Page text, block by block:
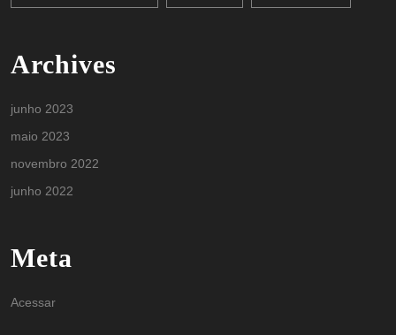
Archives
junho 2023
maio 2023
novembro 2022
junho 2022
Meta
Acessar